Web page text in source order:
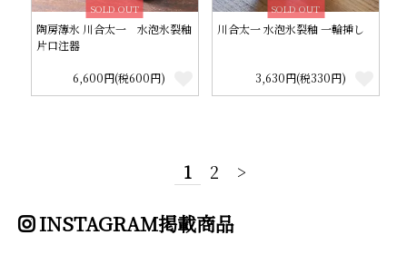
SOLD OUT
陶房薄氷 川合太一 水泡氷裂釉
片口注器
6,600円(税600円)
SOLD OUT
川合太一 水泡氷裂釉 一輪挿し
3,630円(税330円)
1 2 >
INSTAGRAM掲載商品